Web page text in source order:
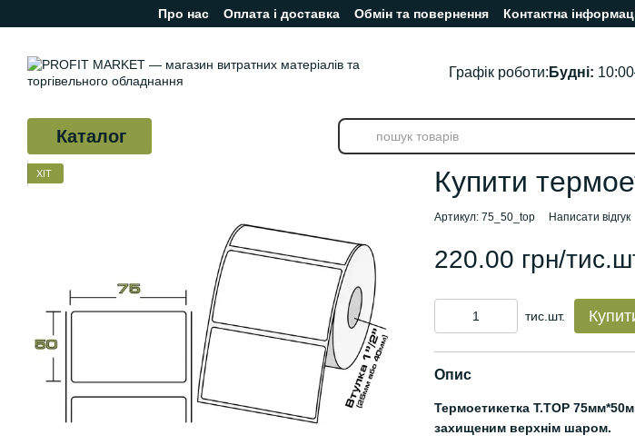
Перейти до основного контенту
Про нас Оплата і доставка Обмін та повернення Контактна
Відгуки про магазин
Графік роботи: Будні:
Каталог
ХІТ Купити
Артикул: 75_50_top Написати відгук
220.00 грн/
тис.шт.
Опис
Термоетикетка Т.TOP
захищеним верхнім шаром.